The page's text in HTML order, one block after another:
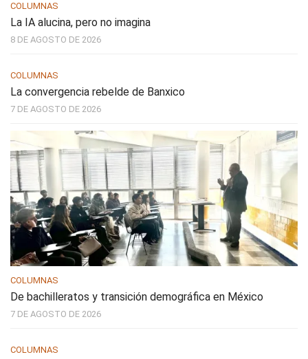
COLUMNAS
La IA alucina, pero no imagina
8 DE AGOSTO DE 2026
COLUMNAS
La convergencia rebelde de Banxico
7 DE AGOSTO DE 2026
COLUMNAS
De bachilleratos y transición demográfica en México
7 DE AGOSTO DE 2026
COLUMNAS